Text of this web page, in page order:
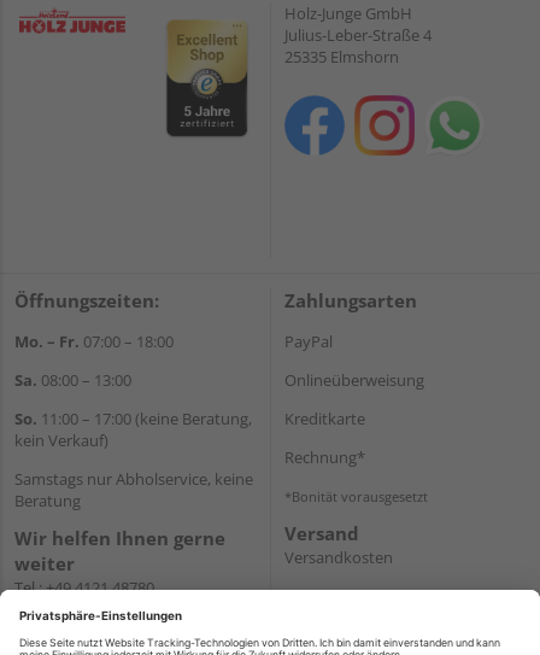
Holz-Junge GmbH
Julius-Leber-Straße 4
25335 Elmshorn
Öffnungszeiten:
Mo. – Fr. 07:00 – 18:00
Sa. 08:00 – 13:00
So. 11:00 – 17:00 (keine Beratung,
kein Verkauf)
Samstags nur Abholservice, keine
Beratung
Wir helfen Ihnen gerne
weiter
Tel.:+49 4121 48780
E-Mail:onlineshop@holz-
Zahlungsarten
PayPal
Onlineüberweisung
Kreditkarte
Rechnung*
*Bonität vorausgesetzt
Versand
Versandkosten